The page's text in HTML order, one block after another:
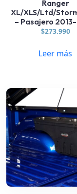
Ranger
XL/XLS/Ltd/
– Pasajero
$273.990
Leer más